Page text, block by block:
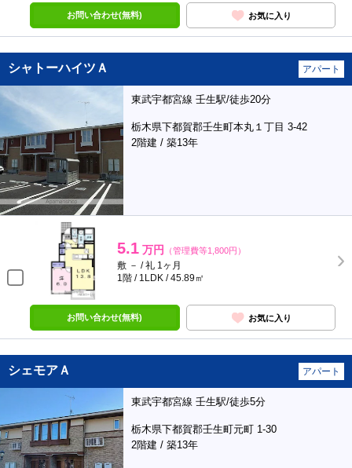
お問い合わせ(無料) お気に入り
シャトーハイツＡ アパート
東武宇都宮線 壬生駅/徒歩20分
栃木県下都賀郡壬生町本丸１丁目 3-42
2階建 / 築13年
5.1 万円 （管理費等1,800円）
敷 － / 礼 1ヶ月
1階 / 1LDK / 45.89㎡
お問い合わせ(無料) お気に入り
シェモアＡ アパート
東武宇都宮線 壬生駅/徒歩5分
栃木県下都賀郡壬生町元町 1-30
2階建 / 築13年